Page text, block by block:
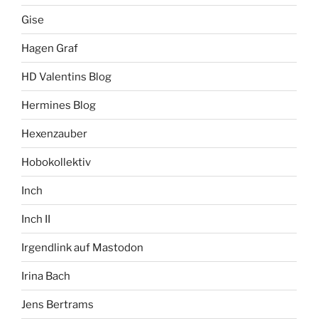
Gise
Hagen Graf
HD Valentins Blog
Hermines Blog
Hexenzauber
Hobokollektiv
Inch
Inch II
Irgendlink auf Mastodon
Irina Bach
Jens Bertrams